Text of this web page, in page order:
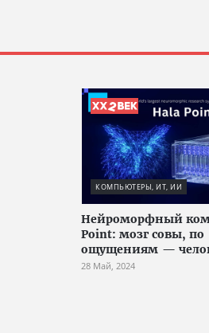
КОМПЬЮТЕРЫ, ИТ, ИИ
Нейроморфный
Point: мозг совы, по
ощущениям —
28 Май, 2024